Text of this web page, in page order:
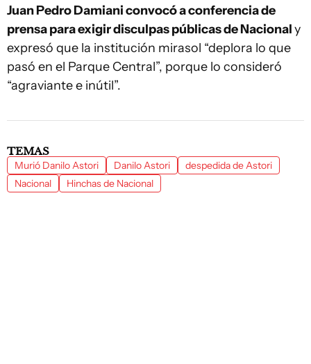
Juan Pedro Damiani convocó a conferencia de
prensa para exigir disculpas públicas de Nacionaly
expresó que la institución mirasol “deplora lo que
pasó en el Parque Central”, porque lo consideró
“agraviante e inútil”.
TEMAS
Murió Danilo Astori Danilo Astori
despedida de Astori
Nacional
Hinchas de Nacional